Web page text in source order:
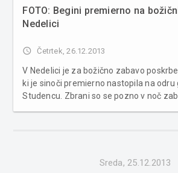
FOTO: Begini premierno na
Nedelici
access_time Četrtek, 26.12.2013
V Nedelici je za božično zabavo
ki je sinoči premierno nastopila na odru
Studencu. Zbrani so se pozno v noč
Sreda, 25.12.2013